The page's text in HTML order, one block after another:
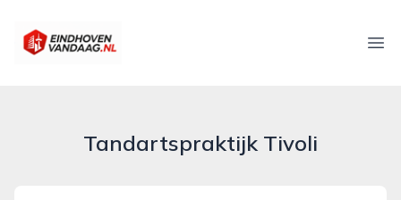
eindhovenvandaag.nl
Tandartspraktijk Tivoli